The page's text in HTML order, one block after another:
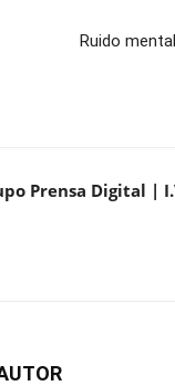
Ruido
Prensa Digital |